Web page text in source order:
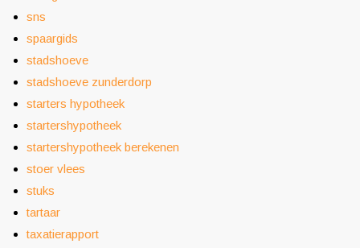
sns
spaargids
stadshoeve
stadshoeve zunderdorp
starters hypotheek
startershypotheek
startershypotheek berekenen
stoer vlees
stuks
tartaar
taxatierapport